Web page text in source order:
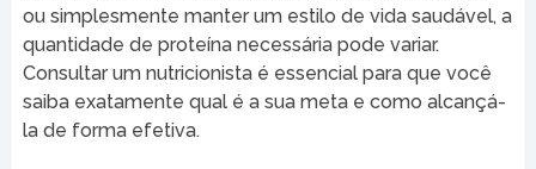
ou simplesmente manter um estilo de vida saudável, a
quantidade de proteína necessária pode variar.
Consultar um nutricionista é essencial para que você
saiba exatamente qual é a sua meta e como alcançá-
la de forma efetiva.